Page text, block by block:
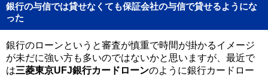
銀行の与信では貸せなくても保証会社の与信で貸せるようにな
った
銀行のローンというと審査が慎重で時間が掛かるイメージ
が未だに強い方も多いのではないかと思いますが、最近で
は三菱東京UFJ銀行カードローンのように銀行カードロー